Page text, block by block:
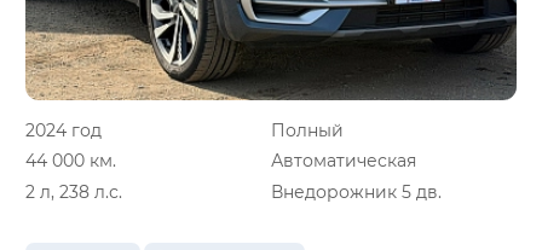
2024 год
Полный
44 000 км.
Автоматическая
2 л, 238 л.с.
Внедорожник 5 дв.